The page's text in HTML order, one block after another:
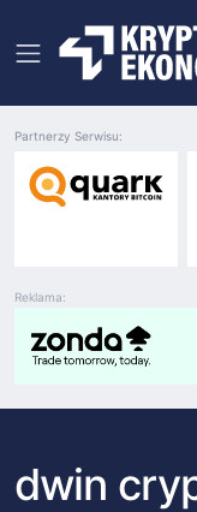
Reklama:
Partnerzy Serwisu:
dwin